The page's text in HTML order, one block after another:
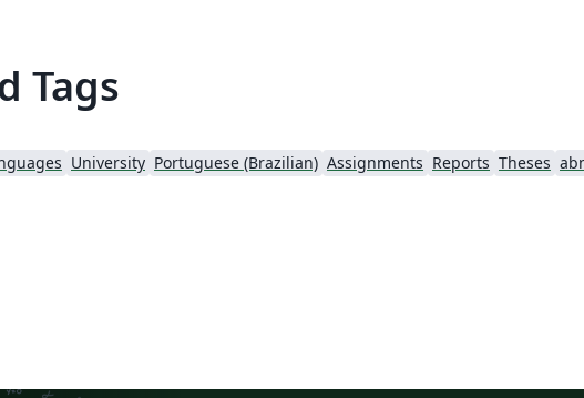
Tags
University Portuguese (Brazilian) Assignments Reports Theses